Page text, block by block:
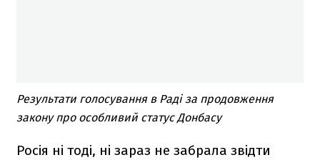
Результати голосування в Раді за продовження
закону про особливий статус Донбасу
Росія ні тоді, ні зараз не забрала звідти